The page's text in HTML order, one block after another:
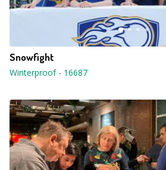
Snowfight
Winterproof- 16687